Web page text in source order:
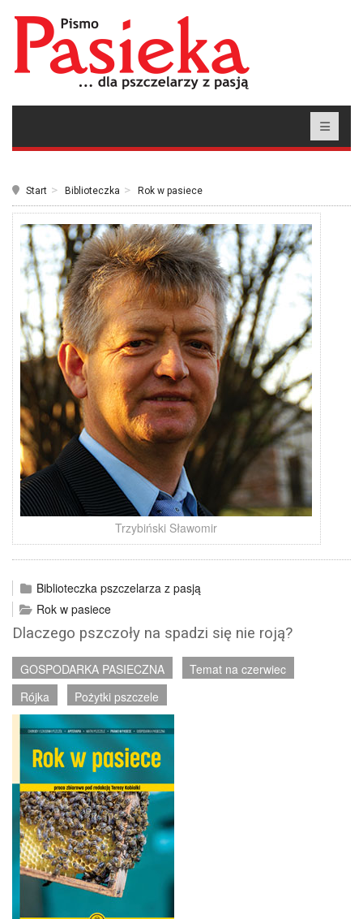
Start Biblioteczka Rok w pasiece
Trzybiński Sławomir
Biblioteczka pszczelarza z pasją
Rok w pasiece
Dlaczego pszczoły na spadzi się nie roją?
GOSPODARKA PASIECZNA
Temat na czerwiec
Rójka
Pożytki pszczele